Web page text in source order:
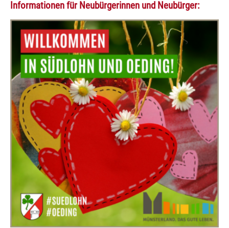
Informationen für Neubürgerinnen und Neubürger: